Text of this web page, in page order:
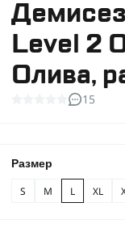
Level 2
Олива,
15
Размер
S M L XL